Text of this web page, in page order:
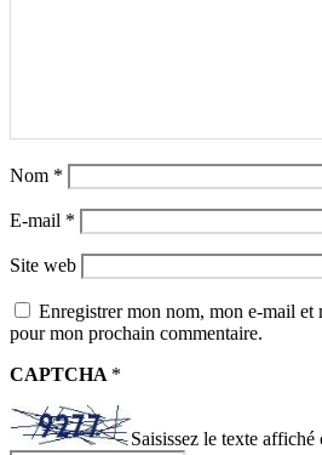
Nom *
E-mail *
Site web
Enregistrer mon nom, mon e-mail et
pour mon prochain commentaire.
CAPTCHA *
Saisissez le texte affiché